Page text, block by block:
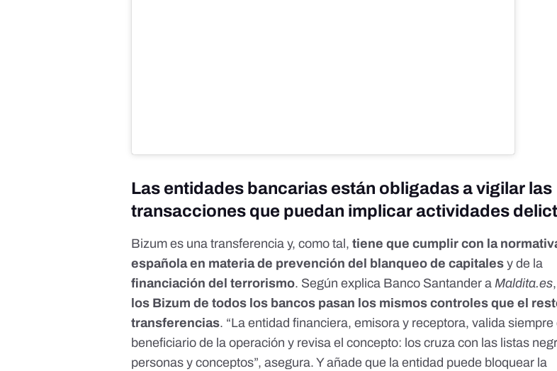
Las entidades bancarias están obligadas a vigilar las
transacciones que puedan implicar actividades
Bizum es una transferencia y, como tal,tiene que cumplir con la
española en materia de prevención del blanqueo de capitales y de la
financiación del terrorismo. Según explica Banco Santander aMaldita.es
los Bizum de todos los bancos pasan los mismos controles que el
transferencias. “La entidad financiera, emisora y receptora, valida siempre
beneficiario de la operación y revisa el concepto: los cruza con las listas
personas y conceptos”, asegura. Y añade que la entidad puede bloquear la